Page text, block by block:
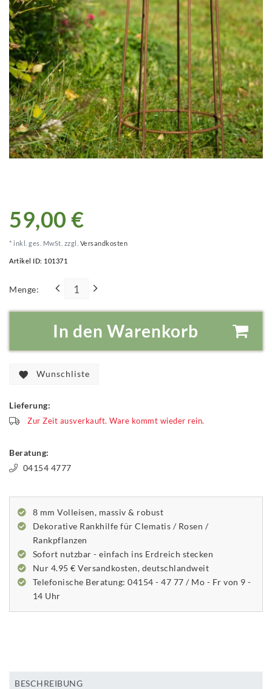
59,00 €
* inkl. ges. MwSt. zzgl. Versandkosten
Artikel ID: 101371
Menge:
In den Warenkorb
Wunschliste
Lieferung:
Zur Zeit ausverkauft. Ware kommt wieder rein.
Beratung:
04154 4777
8 mm Volleisen, massiv & robust
Dekorative Rankhilfe für Clematis / Rosen /
Rankpflanzen
Sofort nutzbar - einfach ins Erdreich stecken
Nur 4.95 € Versandkosten, deutschlandweit
Telefonische Beratung: 04154 - 47 77 / Mo - Fr von 9 -
14 Uhr
BESCHREIBUNG